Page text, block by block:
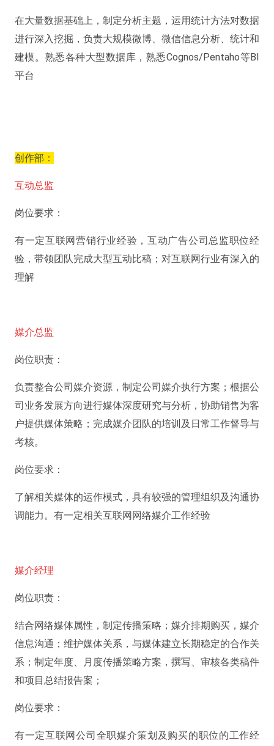
在大量数据基础上，制定分析主题，运用统计方法对数据
进行深入挖掘，负责大规模微博、微信信息分析、统计和
建模。熟悉各种大型数据库，熟悉Cognos/Pentaho等BI
平台
创作部：
互动总监
岗位要求：
有一定互联网营销行业经验，互动广告公司总监职位经
验，带领团队完成大型互动比稿；对互联网行业有深入的
理解
媒介总监
岗位职责：
负责整合公司媒介资源，制定公司媒介执行方案；根据公
司业务发展方向进行媒体深度研究与分析，协助销售为客
户提供媒体策略；完成媒介团队的培训及日常工作督导与
考核。
岗位要求：
了解相关媒体的运作模式，具有较强的管理组织及沟通协
调能力。有一定相关互联网网络媒介工作经验
媒介经理
岗位职责：
结合网络媒体属性，制定传播策略；媒介排期购买，媒介
信息沟通；维护媒体关系，与媒体建立长期稳定的合作关
系；制定年度、月度传播策略方案，撰写、审核各类稿件
和项目总结报告案；
岗位要求：
有一定互联网公司全职媒介策划及购买的职位的工作经